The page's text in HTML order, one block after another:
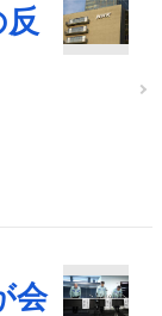
会